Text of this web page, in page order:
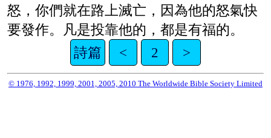
怒，你們就在路上滅亡，因為他的怒氣快
要發作。凡是投靠他的，都是有福的。
詩篇
< 2 >
© 1976, 1992, 1999, 2001, 2005, 2010 The Worldwide Bible Society Limited